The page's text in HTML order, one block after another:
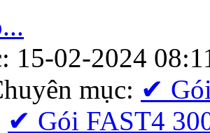
15-02-2024
mục: ✔
✔ Gói FAST4